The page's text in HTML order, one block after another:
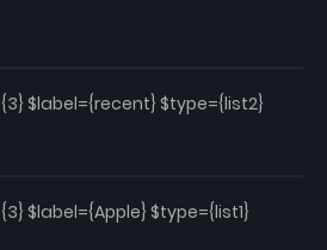
$label={recent} $type={list2}
$label={Apple} $type={list1}